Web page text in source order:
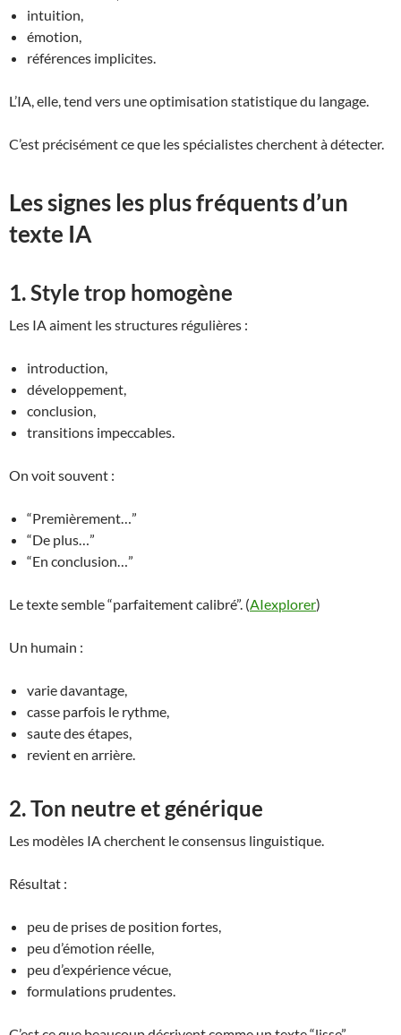
intuition,
émotion,
références implicites.
L’IA, elle, tend vers une optimisation statistique du langage.
C’est précisément ce que les spécialistes cherchent à détecter.
Les signes les plus fréquents d’un
texte IA
1. Style trop homogène
Les IA aiment les structures régulières :
introduction,
développement,
conclusion,
transitions impeccables.
On voit souvent :
“Premièrement…”
“De plus…”
“En conclusion…”
Le texte semble “parfaitement calibré”. (AIexplorer)
Un humain :
varie davantage,
casse parfois le rythme,
saute des étapes,
revient en arrière.
2. Ton neutre et générique
Les modèles IA cherchent le consensus linguistique.
Résultat :
peu de prises de position fortes,
peu d’émotion réelle,
peu d’expérience vécue,
formulations prudentes.